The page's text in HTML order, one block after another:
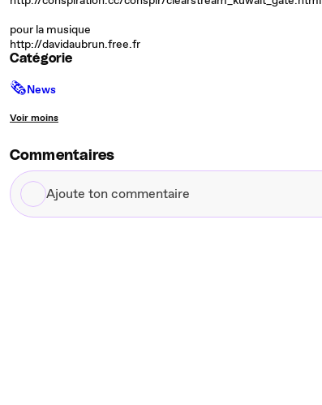
pour la musique
http://davidaubrun.free.fr
Catégorie
🗞News
Voir moins
Commentaires
Ajoute
ton